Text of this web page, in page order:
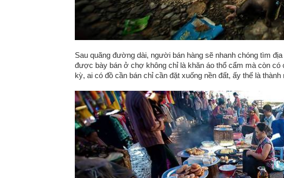
Sau quãng đường dài, người bán hàng sẽ nhanh chóng tìm
được bày bán ở chợ không chỉ là khăn áo thổ cẩm mà còn có
kỳ, ai có đồ cần bán chỉ cần đặt xuống nền đất, ấy thế là thành